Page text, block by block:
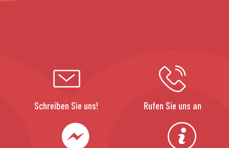
Schreiben Sie uns! Rufen Sie uns an